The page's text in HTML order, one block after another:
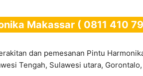
Makassar ( 0811 410
dan pemesanan Pintu
Tengah, Sulawesi utara,